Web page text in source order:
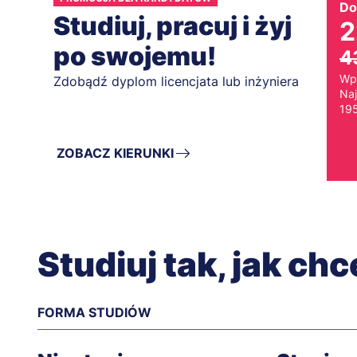
Studiuj, pracuj i żyj
po swojemu!
Zdobądź dyplom licencjata lub inżyniera
ZOBACZ KIERUNKI
Studiuj tak, jak
FORMA STUDIÓW